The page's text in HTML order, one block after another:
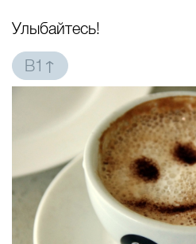
Улыбайтесь!
B1↑